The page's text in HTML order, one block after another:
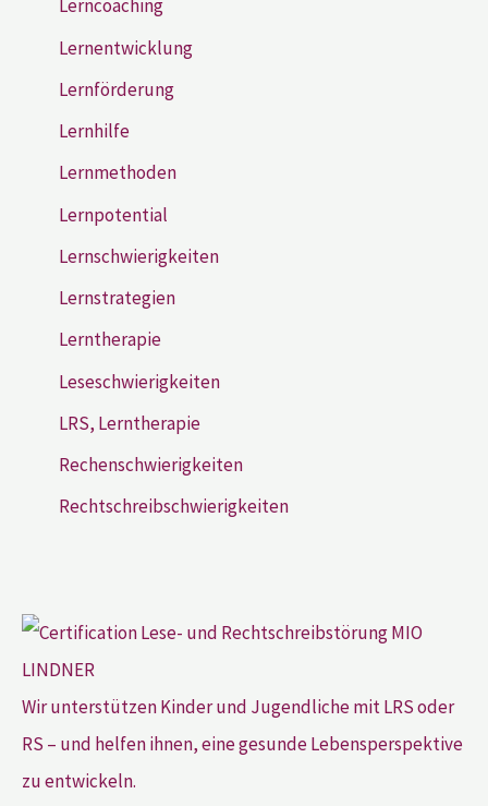
Lerncoaching
Lernentwicklung
Lernförderung
Lernhilfe
Lernmethoden
Lernpotential
Lernschwierigkeiten
Lernstrategien
Lerntherapie
Leseschwierigkeiten
LRS, Lerntherapie
Rechenschwierigkeiten
Rechtschreibschwierigkeiten
Wir unterstützen Kinder und Jugendliche mit LRS oder
RS – und helfen ihnen, eine gesunde Lebensperspektive
zu entwickeln.